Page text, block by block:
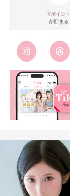
Vポイント
が貯まる